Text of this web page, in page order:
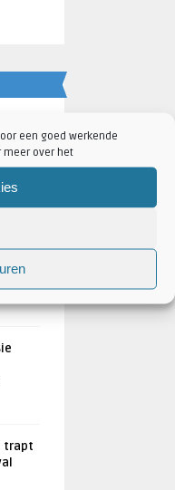
een goed werkende
meer over het
trapt